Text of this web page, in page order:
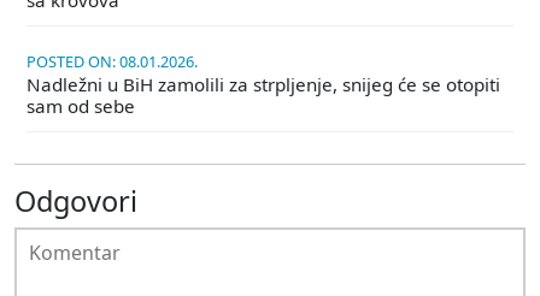
POSTED ON: 08.01.2026.
Nadležni u BiH zamolili za strpljenje, snijeg će se otopiti
sam od sebe
Odgovori